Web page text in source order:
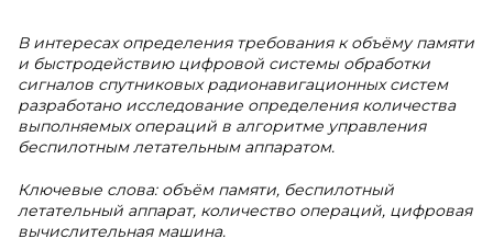
В интересах определения требования к объёму памяти
и быстродействию цифровой системы обработки
сигналов спутниковых радионавигационных систем
разработано исследование определения количества
выполняемых операций в алгоритме управления
беспилотным летательным аппаратом.
Ключевые слова: объём памяти, беспилотный
летательный аппарат, количество операций, цифровая
вычислительная машина.